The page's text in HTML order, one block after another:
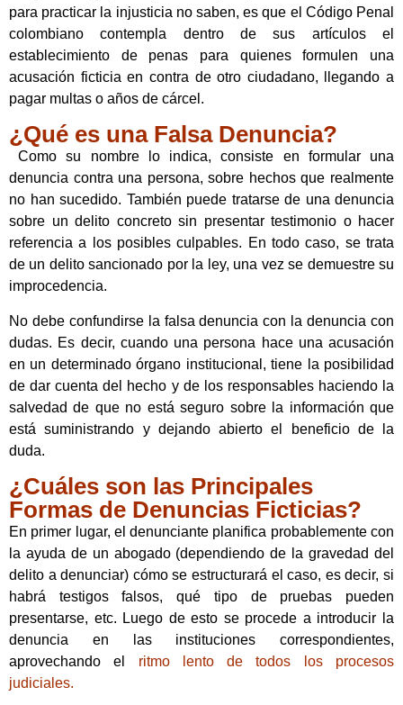
para practicar la injusticia no saben, es que el Código Penal
colombiano contempla dentro de sus artículos el
establecimiento de penas para quienes formulen una
acusación ficticia en contra de otro ciudadano, llegando a
pagar multas o años de cárcel.
¿Qué es una Falsa Denuncia?
Como su nombre lo indica, consiste en formular una
denuncia contra una persona, sobre hechos que realmente
no han sucedido. También puede tratarse de una denuncia
sobre un delito concreto sin presentar testimonio o hacer
referencia a los posibles culpables. En todo caso, se trata
de un delito sancionado por la ley, una vez se demuestre su
improcedencia.
No debe confundirse la falsa denuncia con la denuncia con
dudas. Es decir, cuando una persona hace una acusación
en un determinado órgano institucional, tiene la posibilidad
de dar cuenta del hecho y de los responsables haciendo la
salvedad de que no está seguro sobre la información que
está suministrando y dejando abierto el beneficio de la
duda.
¿Cuáles son las Principales
Formas de Denuncias Ficticias?
En primer lugar, el denunciante planifica probablemente con
la ayuda de un abogado (dependiendo de la gravedad del
delito a denunciar) cómo se estructurará el caso, es decir, si
habrá testigos falsos, qué tipo de pruebas pueden
presentarse, etc. Luego de esto se procede a introducir la
denuncia en las instituciones correspondientes,
aprovechando el ritmo lento de todos los procesos
judiciales.